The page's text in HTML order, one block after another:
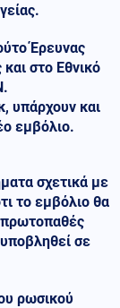
Έρευνας
στο Εθνικό
υπάρχουν και
εμβόλιο.
σχετικά με
το εμβόλιο θα
πρωτοπαθές
σε
ρωσικού